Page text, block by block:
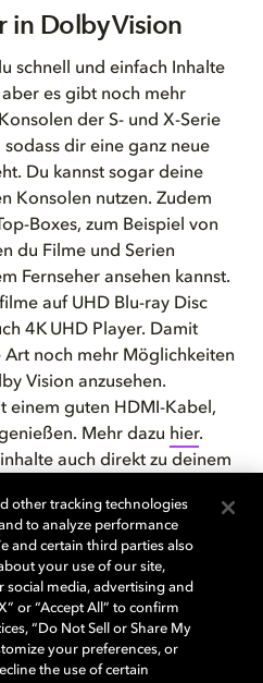
in Dolby Vision
schnell und einfach Inhalte
es gibt noch mehr
der S- und X-Serie
dir eine ganz neue
Du kannst sogar deine
Konsolen nutzen. Zudem
Boxes, zum Beispiel von
du Filme und Serien
Fernseher ansehen kannst.
auf UHD Blu-ray Disc
4K UHD Player. Damit
Art noch mehr Möglichkeiten
Vision anzusehen.
einem guten HDMI-Kabel,
Mehr dazu hier.
auch direkt zu deinem
hat, der von deiner
wird. Bei Apple,
Anbietern kannst du
oder Serien kaufen und auf
Wenn beide Geräte dies
sogar mit AirPlay oder Cast
Fernseher schicken.
other tracking technologies
to analyze performance
and certain third parties also
your use of our site,
media, advertising and
or “Accept All” to confirm
“Do Not Sell or Share My
your preferences, or
the use of certain